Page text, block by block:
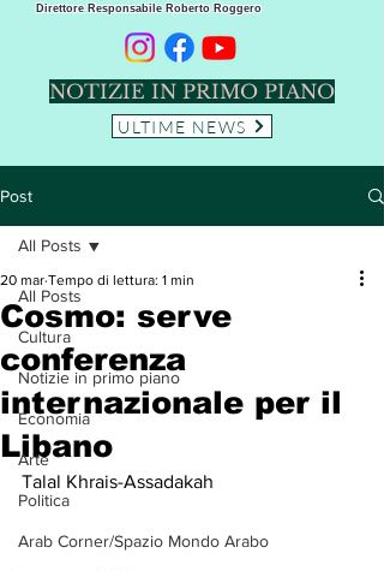
Direttore Responsabile Roberto Roggero
NOTIZIE IN PRIMO PIANO
ULTIME NEWS
Post
All Posts
Cultura
Notizie in primo piano
Economia
Arte
Politica
Arab Corner/Spazio Mondo Arabo
All Posts
Cosmo: serve
conferenza
internazionale per il
Libano
20 mar Tempo di lettura: 1 min
Talal Khrais-Assadakah